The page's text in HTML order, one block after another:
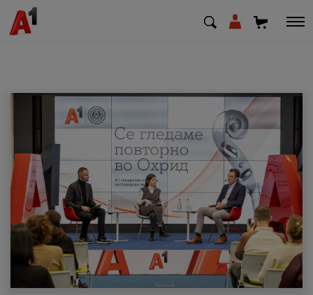
МК SQ
Приватни Деловни
Поддршка
Надополни кредит